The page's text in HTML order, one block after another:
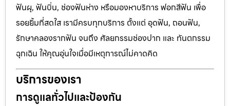
ฟันผุ, ฟันบิ่น, ช่องฟันห่าง หรือมองหาบริการ ฟอกสีฟัน เพื่อ
รอยยิ้มที่สดใส เรามีครบทุกบริการ ตั้งแต่ อุดฟัน, ถอนฟัน,
รักษาคลองรากฟัน จนถึง ศัลยกรรมช่องปาก และ ทันตกรรม
ฉุกเฉิน ให้คุณอุ่นใจเมื่อมีเหตุการณ์ไม่คาดคิด
บริการของเรา
การดูแลทั่วไปและป้องกัน